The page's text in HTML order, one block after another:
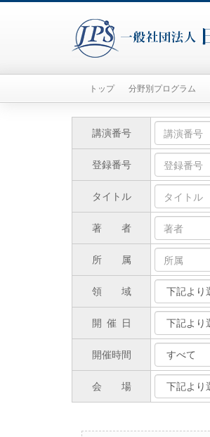
トップ 分野別プログラム
講演番号
登録番号
タイトル
著 者
所 属
領 域
開催 日
開催時間
会 場